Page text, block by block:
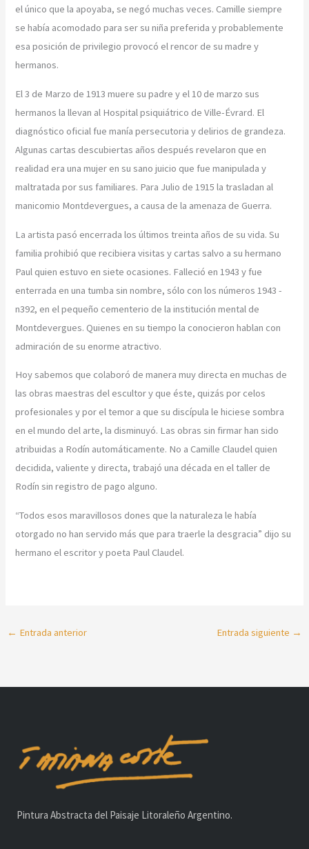
el único que la apoyaba, se negó muchas veces. Camille siempre
se había acomodado para ser su niña preferida y probablemente
esa posición de privilegio provocó el rencor de su madre y
hermanos.
El 3 de Marzo de 1913 muere su padre y el 10 de marzo sus
hermanos la llevan al Hospital psiquiátrico de Ville-Évrard. El
diagnóstico oficial fue manía persecutoria y delirios de grandeza.
Algunas cartas descubiertas años después revelaron que en
realidad era una mujer en su sano juicio que fue manipulada y
maltratada por sus familiares. Para Julio de 1915 la trasladan al
manicomio Montdevergues, a causa de la amenaza de Guerra.
La artista pasó encerrada los últimos treinta años de su vida. Su
familia prohibió que recibiera visitas y cartas salvo a su hermano
Paul quien estuvo en siete ocasiones. Falleció en 1943 y fue
enterrada en una tumba sin nombre, sólo con los números 1943 -
n392, en el pequeño cementerio de la institución mental de
Montdevergues. Quienes en su tiempo la conocieron hablan con
admiración de su enorme atractivo.
Hoy sabemos que colaboró de manera muy directa en muchas de
las obras maestras del escultor y que éste, quizás por celos
profesionales y por el temor a que su discípula le hiciese sombra
en el mundo del arte, la disminuyó. Las obras sin firmar han sido
atribuidas a Rodín automáticamente. No a Camille Claudel quien
decidida, valiente y directa, trabajó una década en el taller de
Rodín sin registro de pago alguno.
“Todos esos maravillosos dones que la naturaleza le había
otorgado no han servido más que para traerle la desgracia” dijo su
hermano el escritor y poeta Paul Claudel.
← Entrada anterior Entrada siguiente →
Pintura Abstracta del Paisaje Litoraleño Argentino.